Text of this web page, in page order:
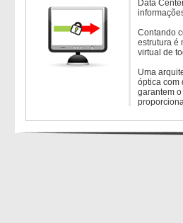
Data
Contando
estrutura é
virtual de
Uma
óptica com
garantem